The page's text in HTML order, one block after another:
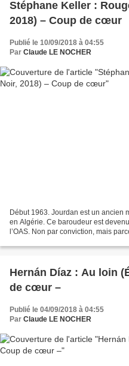
Stéphane Keller :
2018) – Coup de cœur
Publié le 10/09/2018 à 04:55
Par Claude LE NOCHER
Début 1963. Jourdan est un ancien
en Algérie. Ce baroudeur est
l’OAS. Non par conviction, mais
Hernán Díaz : Au loin
de cœur –
Publié le 04/09/2018 à 04:55
Par Claude LE NOCHER